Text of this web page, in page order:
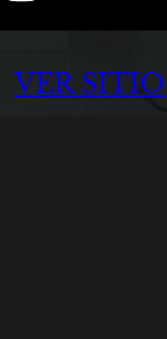
VER SITIO